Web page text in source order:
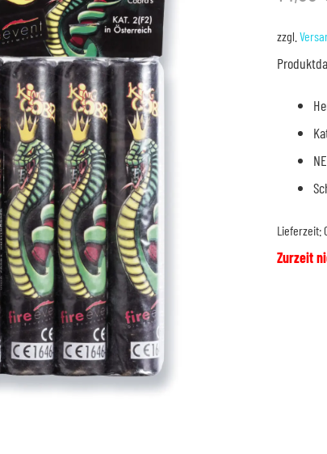
zzgl.
Lieferzeit:
Zurzeit